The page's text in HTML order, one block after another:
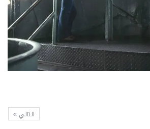
التالي